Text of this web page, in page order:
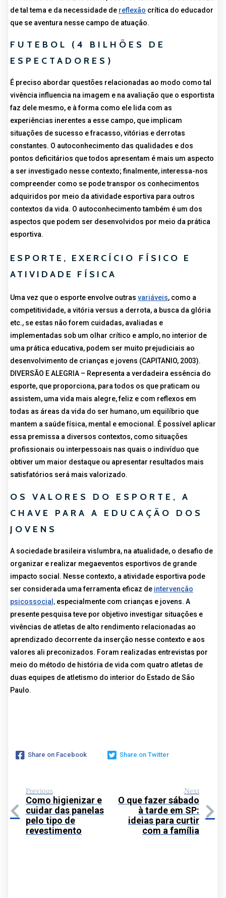
de tal tema e da necessidade de reflexão crítica do educador
que se aventura nesse campo de atuação.
FUTEBOL (4 BILHÕES DE
ESPECTADORES)
É preciso abordar questões relacionadas ao modo como tal
vivência influencia na imagem e na avaliação que o esportista
faz dele mesmo, e à forma como ele lida com as
experiências inerentes a esse campo, que implicam
situações de sucesso e fracasso, vitórias e derrotas
constantes. O autoconhecimento das qualidades e dos
pontos deficitários que todos apresentam é mais um aspecto
a ser investigado nesse contexto; finalmente, interessa-nos
compreender como se pode transpor os conhecimentos
adquiridos por meio da atividade esportiva para outros
contextos da vida. O autoconhecimento também é um dos
aspectos que podem ser desenvolvidos por meio da prática
esportiva.
ESPORTE, EXERCÍCIO FÍSICO E
ATIVIDADE FÍSICA
Uma vez que o esporte envolve outras variáveis, como a
competitividade, a vitória versus a derrota, a busca da glória
etc., se estas não forem cuidadas, avaliadas e
implementadas sob um olhar crítico e amplo, no interior de
uma prática educativa, podem ser muito prejudiciais ao
desenvolvimento de crianças e jovens (CAPITANIO, 2003).
DIVERSÃO E ALEGRIA – Representa a verdadeira essência do
esporte, que proporciona, para todos os que praticam ou
assistem, uma vida mais alegre, feliz e com reflexos em
todas as áreas da vida do ser humano, um equilíbrio que
mantem a saúde física, mental e emocional. É possível aplicar
essa premissa a diversos contextos, como situações
profissionais ou interpessoais nas quais o indivíduo que
obtiver um maior destaque ou apresentar resultados mais
satisfatórios será mais valorizado.
OS VALORES DO ESPORTE, A
CHAVE PARA A EDUCAÇÃO DOS
JOVENS
A sociedade brasileira vislumbra, na atualidade, o desafio de
organizar e realizar megaeventos esportivos de grande
impacto social. Nesse contexto, a atividade esportiva pode
ser considerada uma ferramenta eficaz de intervenção
psicossocial, especialmente com crianças e jovens. A
presente pesquisa teve por objetivo investigar situações e
vivências de atletas de alto rendimento relacionadas ao
aprendizado decorrente da inserção nesse contexto e aos
valores ali preconizados. Foram realizadas entrevistas por
meio do método de história de vida com quatro atletas de
duas equipes de atletismo do interior do Estado de São
Paulo.
Share on Facebook Share on Twitter
Previous
Como higienizar e
cuidar das panelas
pelo tipo de
revestimento
Next
O que fazer sábado
à tarde em SP:
ideias para curtir
com a família